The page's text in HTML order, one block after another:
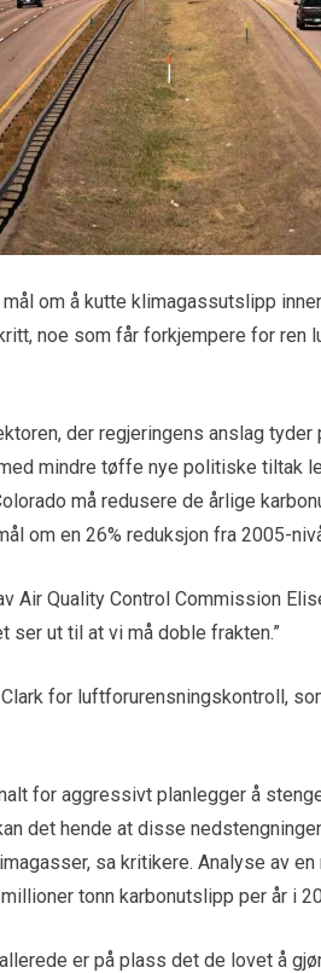
om å kutte klimagassutslipp
noe som får forkjempere for ren
der regjeringens anslag
mindre tøffe nye politiske tiltak
må redusere de årlige
om en 26% reduksjon fra 2005-
Air Quality Control Commission
ser ut til at vi må doble frakten.”
Clark for luftforurensningskontroll,
for aggressivt planlegger å
det hende at disse
sa kritikere. Analyse av
tonn karbonutslipp per år i
er på plass det de lovet å